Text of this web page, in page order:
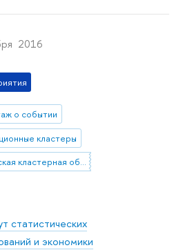
2016
о событии
кластеры
Российская кластерная обсерватория
статистических
и экономики